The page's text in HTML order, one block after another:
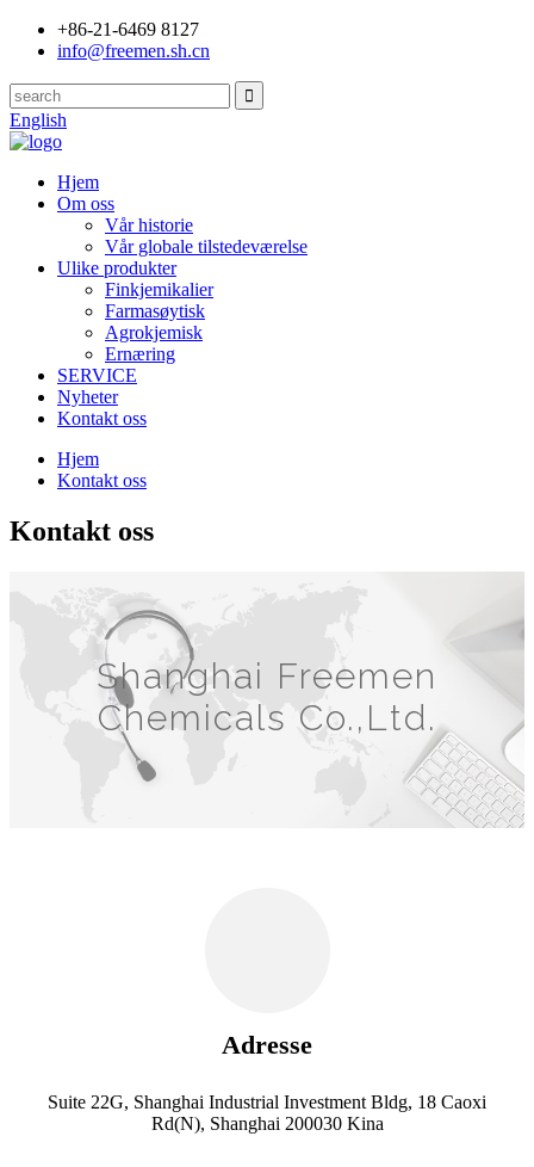
+86-21-6469 8127
info@freemen.sh.cn
English
Hjem
Om oss
Vår historie
Vår globale tilstedeværelse
Ulike produkter
Finkjemikalier
Farmasøytisk
Agrokjemisk
Ernæring
SERVICE
Nyheter
Kontakt oss
Hjem
Kontakt oss
Kontakt oss
Shanghai Freemen
Chemicals Co.,Ltd.
Adresse
Suite 22G, Shanghai Industrial Investment Bldg, 18 Caoxi
Rd(N), Shanghai 200030 Kina